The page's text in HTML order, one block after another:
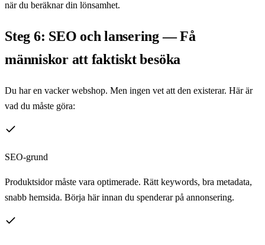
när du beräknar din lönsamhet.
Steg 6: SEO och lansering — Få
människor att faktiskt besöka
Du har en vacker webshop. Men ingen vet att den existerar. Här är
vad du måste göra:
SEO-grund
Produktsidor måste vara optimerade. Rätt keywords, bra metadata,
snabb hemsida. Börja här innan du spenderar på annonsering.